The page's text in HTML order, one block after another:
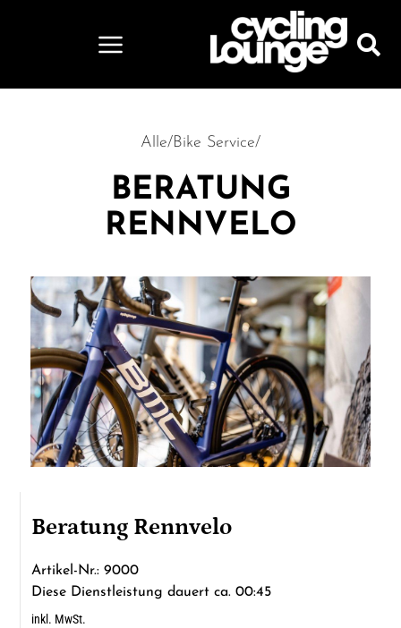
Alle/Bike Service/
BERATUNG
RENNVELO
Beratung Rennvelo
Artikel-Nr.: 9000
Diese Dienstleistung dauert ca. 00:45
inkl. MwSt.